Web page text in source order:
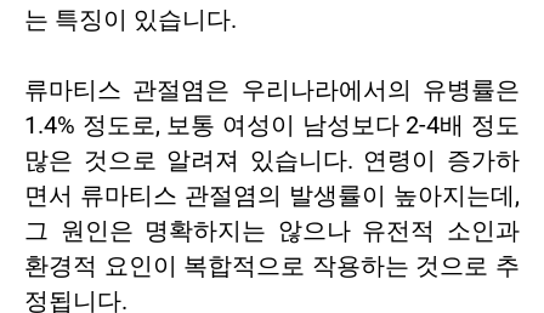
는 특징이 있습니다.
류마티스 관절염은 우리나라에서의 유병률은
1.4% 정도로, 보통 여성이 남성보다 2-4배 정도
많은 것으로 알려져 있습니다. 연령이 증가하
면서 류마티스 관절염의 발생률이 높아지는데,
그 원인은 명확하지는 않으나 유전적 소인과
환경적 요인이 복합적으로 작용하는 것으로 추
정됩니다.